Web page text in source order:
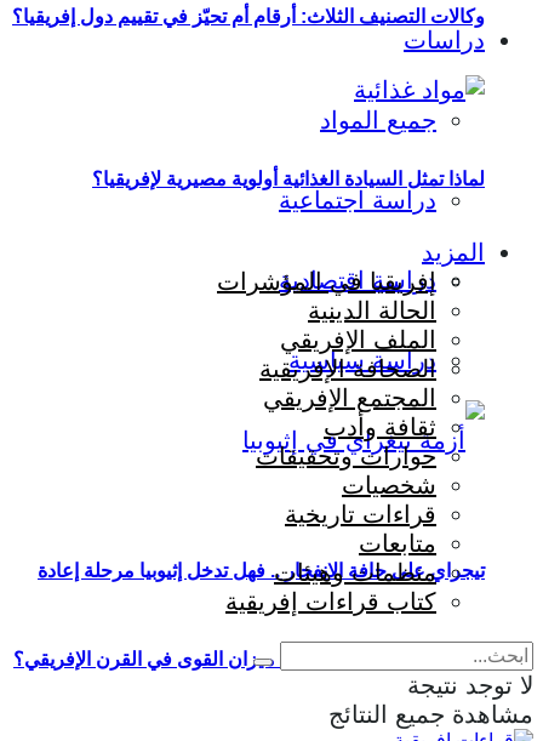
دراسات
جميع المواد
دراسة اجتماعية
دراسة اقتصادية
دراسة سياسية
تيجراي على حافة الانفجار .. فهل تدخل إثيوبيا مرحلة إعادة
إنتاج الحرب وإعادة تشكيل ميزان القوى في القرن الإفريقي؟
وكالات التصنيف الثلاث: أرقام أم تحيّز في تقييم دول إفريقيا؟
لماذا تمثل السيادة الغذائية أولوية مصيرية لإفريقيا؟
المزيد
إفريقيا في المؤشرات
الحالة الدينية
الملف الإفريقي
الصحافة الإفريقية
المجتمع الإفريقي
ثقافة وأدب
حوارات وتحقيقات
شخصيات
قراءات تاريخية
متابعات
منظمات وهيئات
كتاب قراءات إفريقية
لا توجد نتيجة
مشاهدة جميع النتائج